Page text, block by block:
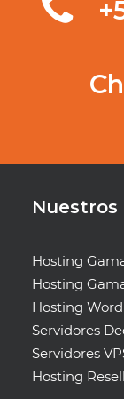
Nuestros
Hosting
Hosting
Hosting
Servidores
Servidores
Hosting